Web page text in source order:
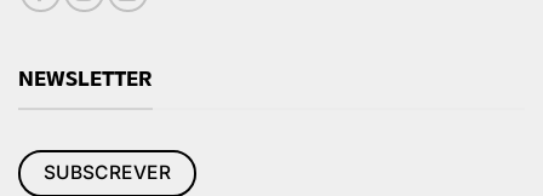
NEWSLETTER
SUBSCREVER